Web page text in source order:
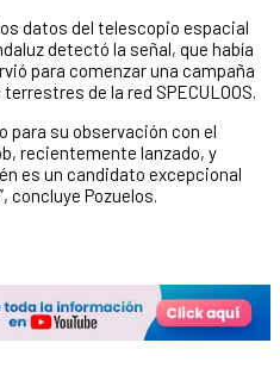
datos del telescopio espacial
detectó la señal, que había
para comenzar una campaña
de la red SPECULOOS.
para su observación con el
recientemente lanzado, y
es un candidato excepcional
concluye Pozuelos.